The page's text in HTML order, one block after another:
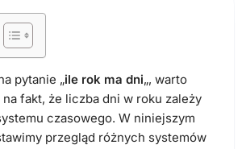
pytanie „ile rok ma dni„, warto
fakt, że liczba dni w roku zależy
czasowego. W niniejszym
przegląd różnych systemów